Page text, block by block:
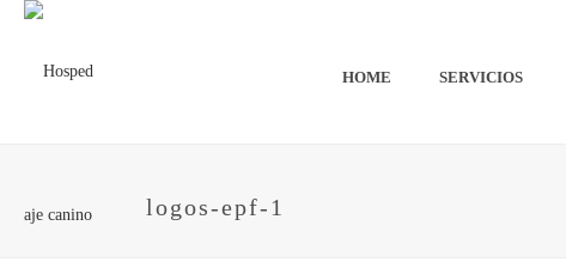
HOME SERVICIOS
logos-epf-1